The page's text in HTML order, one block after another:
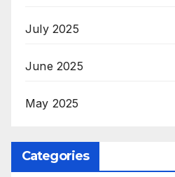
July 2025
June 2025
May 2025
Categories